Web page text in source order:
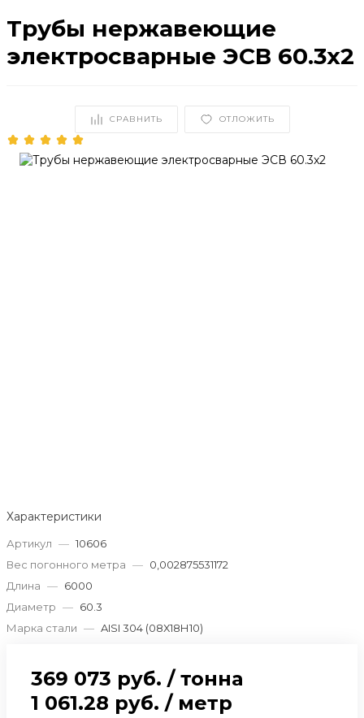
Трубы нержавеющие
электросварные ЭСВ 60.3x2
СРАВНИТЬ ОТЛОЖИТЬ
Характеристики
Артикул — 10606
Вес погонного метра — 0,002875531172
Длина — 6000
Диаметр — 60.3
Марка стали — AISI 304 (08Х18Н10)
369 073 руб. / тонна
1 061.28 руб. / метр